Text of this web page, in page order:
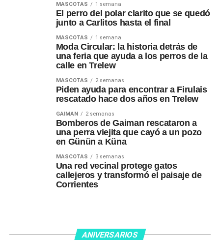
MASCOTAS 1 semana
El perro del polar clarito que se quedó
junto a Carlitos hasta el final
MASCOTAS 1 semana
Moda Circular: la historia detrás de
una feria que ayuda a los perros de la
calle en Trelew
MASCOTAS 2 semanas
Piden ayuda para encontrar a Firulais
rescatado hace dos años en Trelew
GAIMAN 2 semanas
Bomberos de Gaiman rescataron a
una perra viejita que cayó a un pozo
en Günün a Küna
MASCOTAS 3 semanas
Una red vecinal protege gatos
callejeros y transformó el paisaje de
Corrientes
ANIVERSARIOS